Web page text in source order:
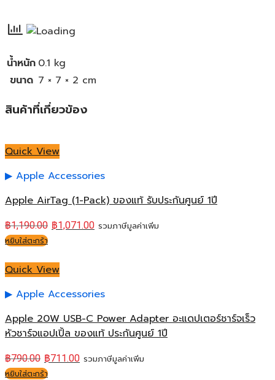
น้ำหนัก 0.1 kg
ขนาด 7 × 7 × 2 cm
สินค้าที่เกี่ยวข้อง
Quick View
Apple Accessories
Apple AirTag (1-Pack) ของแท้ รับประกันศูนย์ 1ปี
฿1,190.00 ฿1,071.00 รวมภาษีมูลค่าเพิ่ม
หยิบใส่ตะกร้า
Quick View
Apple Accessories
Apple 20W USB-C Power Adapter อะแดปเตอร์ชาร์จเร็ว
หัวชาร์จแอปเปิ้ล ของแท้ ประกันศูนย์ 1ปี
฿790.00 ฿711.00 รวมภาษีมูลค่าเพิ่ม
หยิบใส่ตะกร้า